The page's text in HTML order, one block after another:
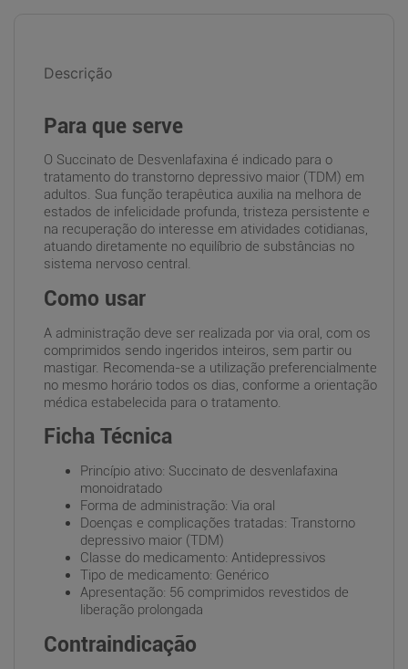
Descrição
Para que serve
O Succinato de Desvenlafaxina é indicado para o
tratamento do transtorno depressivo maior (TDM) em
adultos. Sua função terapêutica auxilia na melhora de
estados de infelicidade profunda, tristeza persistente e
na recuperação do interesse em atividades cotidianas,
atuando diretamente no equilíbrio de substâncias no
sistema nervoso central.
Como usar
A administração deve ser realizada por via oral, com os
comprimidos sendo ingeridos inteiros, sem partir ou
mastigar. Recomenda-se a utilização preferencialmente
no mesmo horário todos os dias, conforme a orientação
médica estabelecida para o tratamento.
Ficha Técnica
Princípio ativo: Succinato de desvenlafaxina
monoidratado
Forma de administração: Via oral
Doenças e complicações tratadas: Transtorno
depressivo maior (TDM)
Classe do medicamento: Antidepressivos
Tipo de medicamento: Genérico
Apresentação: 56 comprimidos revestidos de
liberação prolongada
Contraindicação